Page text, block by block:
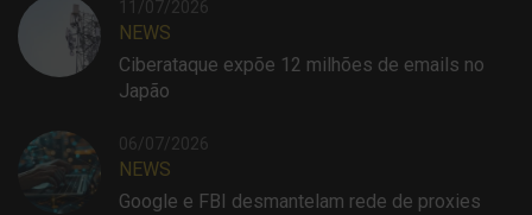
11/07/2026
NEWS
Ciberataque expõe 12 milhões de emails no
Japão
06/07/2026
NEWS
Google e FBI desmantelam rede de proxies